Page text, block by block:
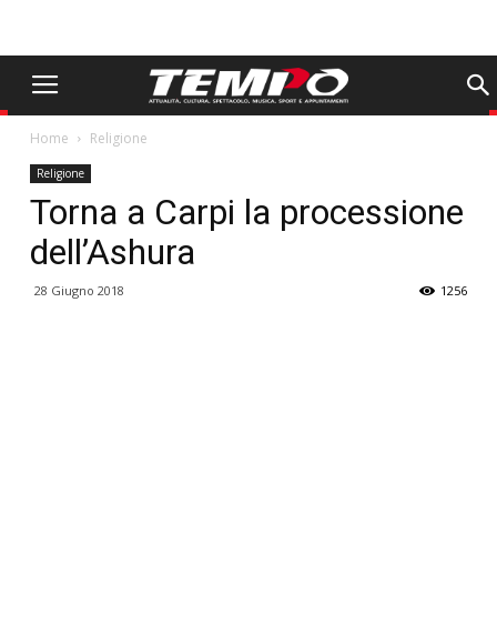
Home Religione
Religione
Torna a Carpi la processione
dell’Ashura
28 Giugno 2018 1256